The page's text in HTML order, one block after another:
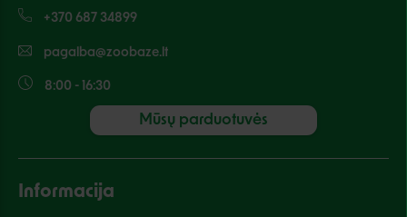
+370 687 34899
pagalba@zoobaze.lt
8:00 - 16:30
Mūsų parduotuvės
Informacija